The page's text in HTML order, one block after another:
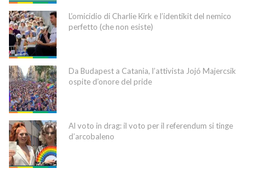
L’omicidio di Charlie Kirk e l’identikit del nemico
perfetto (che non esiste)
Da Budapest a Catania, l’attivista Jojó Majercsik
ospite d’onore del pride
Al voto in drag: il voto per il referendum si tinge
d’arcobaleno